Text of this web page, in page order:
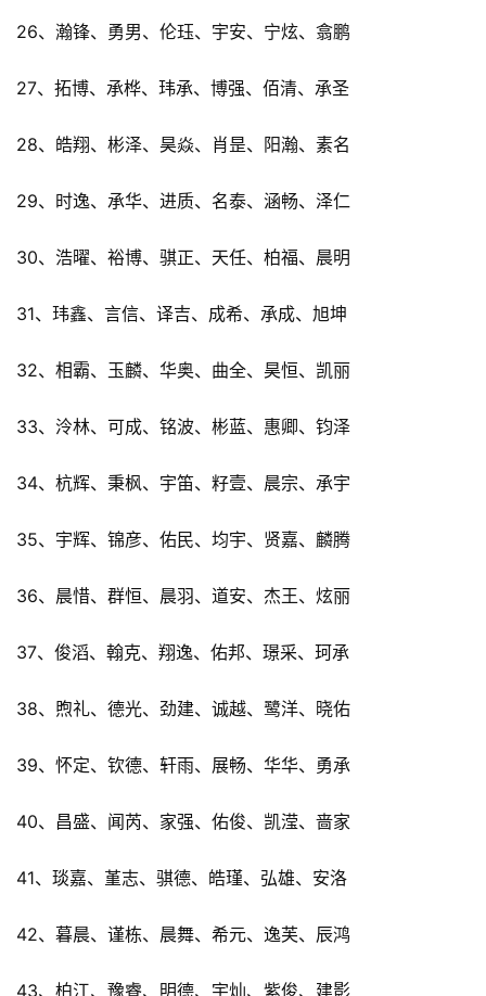
26、瀚锋、勇男、伦珏、宇安、宁炫、翕鹏
27、拓博、承桦、玮承、博强、佰清、承圣
28、皓翔、彬泽、昊焱、肖昰、阳瀚、素名
29、时逸、承华、进质、名泰、涵畅、泽仁
30、浩曜、裕博、骐正、天任、柏福、晨明
31、玮鑫、言信、译吉、成希、承成、旭坤
32、相霸、玉麟、华奥、曲全、昊恒、凯丽
33、泠林、可成、铭波、彬蓝、惠卿、钧泽
34、杭辉、秉枫、宇笛、籽壹、晨宗、承宇
35、宇辉、锦彦、佑民、均宇、贤嘉、麟腾
36、晨惜、群恒、晨羽、道安、杰王、炫丽
37、俊滔、翰克、翔逸、佑邦、璟采、珂承
38、煦礼、德光、劲建、诚越、鹭洋、晓佑
39、怀定、钦德、轩雨、展畅、华华、勇承
40、昌盛、闻芮、家强、佑俊、凯滢、啬家
41、琰嘉、堇志、骐德、皓瑾、弘雄、安洛
42、暮晨、谨栋、晨舞、希元、逸芙、辰鸿
43、柏江、豫睿、明德、宇灿、紫俊、建影